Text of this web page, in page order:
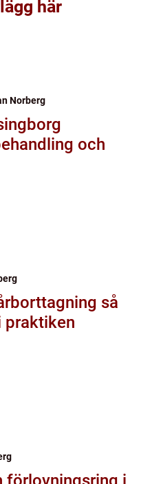
här
Norberg
och
så
praktiken